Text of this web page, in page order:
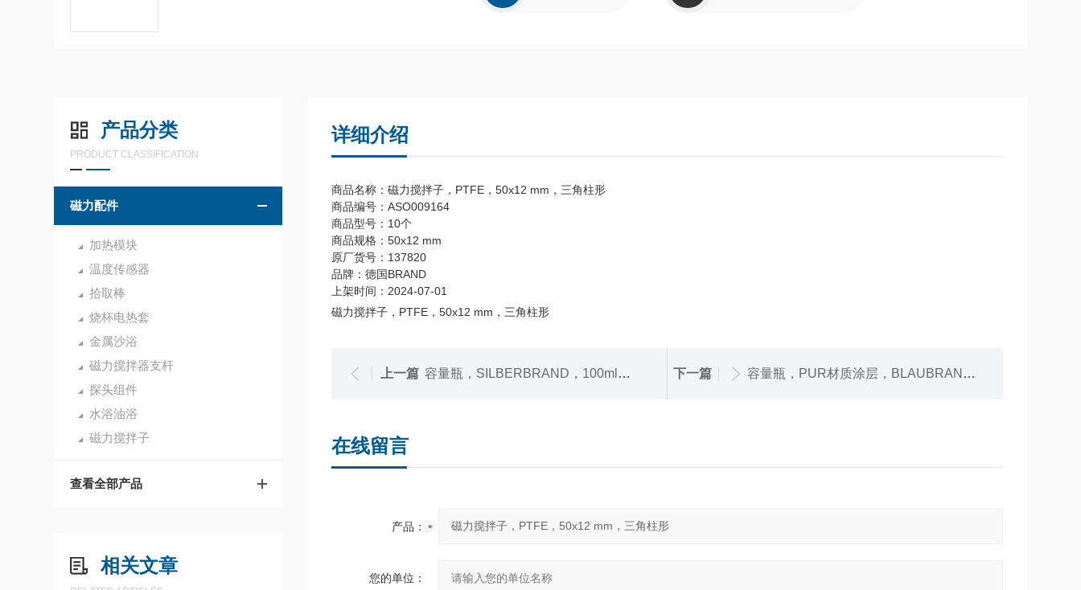
产品分类
PRODUCT CLASSIFICATION
磁力配件
加热模块
温度传感器
拾取棒
烧杯电热套
金属沙浴
磁力搅拌器支杆
探头组件
水浴油浴
磁力搅拌子
查看全部产品
相关文章
详细介绍
商品名称：磁力搅拌子，PTFE，50x12 mm，三角柱形
商品编号：ASO009164
商品型号：10个
商品规格：50x12 mm
原厂货号：137820
品牌：德国BRAND
上架时间：2024-07-01
磁力搅拌子，PTFE，50x12 mm，三角柱形
上一篇 容量瓶，SILBERBRAND，100ml，适用于糖分析 下一篇 容量瓶，PUR材质涂层，BLAUBRAND ，1000 ml，Boro 3.3, NS 24/29，PP瓶塞
在线留言
产品：
您的单位：